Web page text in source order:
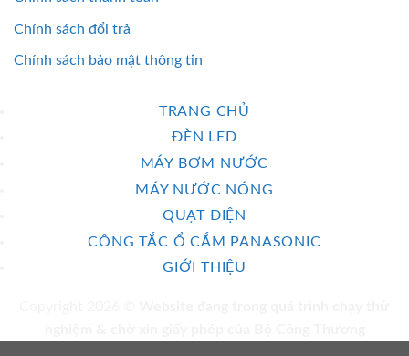
Chính sách đổi trả
Chính sách bảo mật thông tin
TRANG CHỦ
ĐÈN LED
MÁY BƠM NƯỚC
MÁY NƯỚC NÓNG
QUẠT ĐIỆN
CÔNG TẮC Ổ CẮM PANASONIC
GIỚI THIỆU